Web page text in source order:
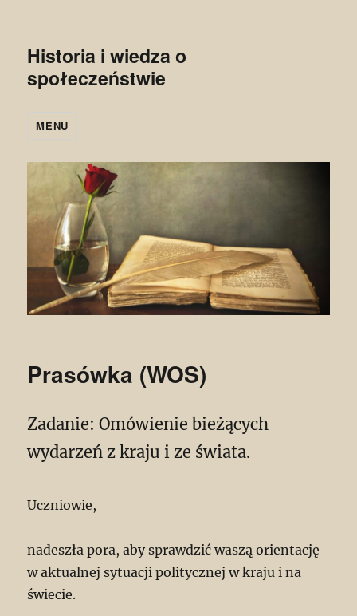
Historia i wiedza o
społeczeństwie
MENU
Prasówka (WOS)
Zadanie: Omówienie bieżących
wydarzeń z kraju i ze świata.
Uczniowie,
nadeszła pora, aby sprawdzić waszą orientację
w aktualnej sytuacji politycznej w kraju i na
świecie.